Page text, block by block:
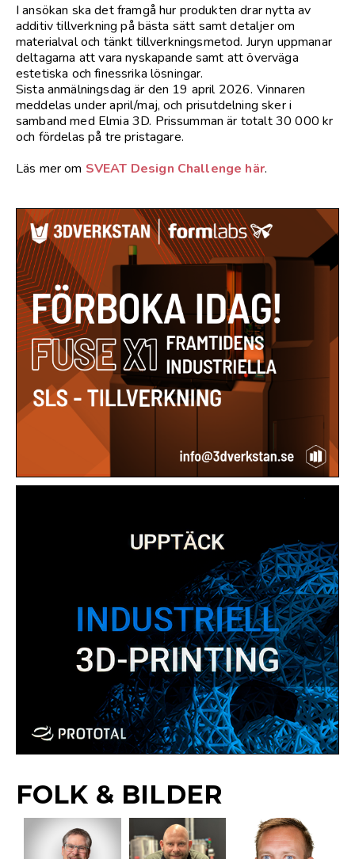
I ansökan ska det framgå hur produkten drar nytta av
additiv tillverkning på bästa sätt samt detaljer om
materialval och tänkt tillverkningsmetod. Juryn uppmanar
deltagarna att vara nyskapande samt att överväga
estetiska och finessrika lösningar.
Sista anmälningsdag är den 19 april 2026. Vinnaren
meddelas under april/maj, och prisutdelning sker i
samband med Elmia 3D. Prissumman är totalt 30 000 kr
och fördelas på tre pristagare.
Läs mer om SVEAT Design Challenge här.
FOLK & BILDER